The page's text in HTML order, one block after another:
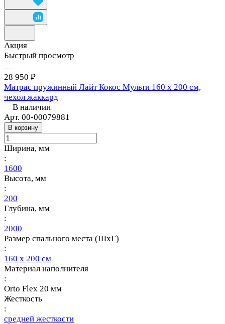
Акция
Быстрый просмотр
28 950 ₽
Матрас пружинный Лайт Кокос Мульти 160 х 200 см,
чехол жаккард
В наличии
Арт. 00-00079881
В корзину
Ширина, мм
:
1600
Высота, мм
:
200
Глубина, мм
:
2000
Размер спального места (ШхГ)
:
160 х 200 см
Материал наполнителя
:
Orto Flex 20 мм
Жесткость
:
средней жесткости